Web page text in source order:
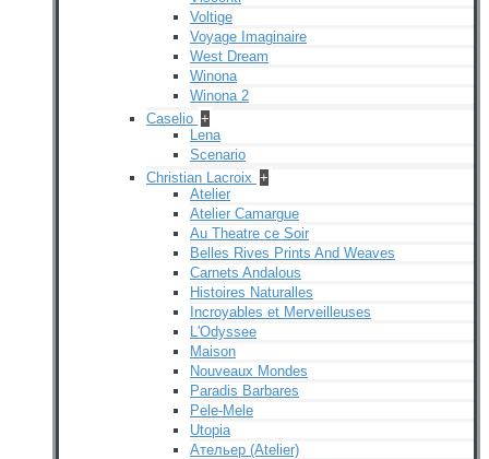
Voltige
Voyage Imaginaire
West Dream
Winona
Winona 2
Caselio +
Lena
Scenario
Christian Lacroix +
Atelier
Atelier Camargue
Au Theatre ce Soir
Belles Rives Prints And Weaves
Carnets Andalous
Histoires Naturalles
Incroyables et Merveilleuses
L'Odyssee
Maison
Nouveaux Mondes
Paradis Barbares
Pele-Mele
Utopia
Ательер (Atelier)